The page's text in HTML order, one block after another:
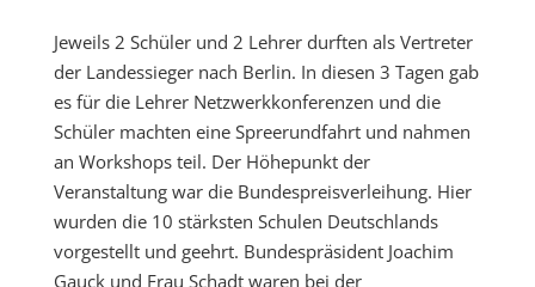
Jeweils 2 Schüler und 2 Lehrer durften als Vertreter
der Landessieger nach Berlin. In diesen 3 Tagen gab
es für die Lehrer Netzwerkkonferenzen und die
Schüler machten eine Spreerundfahrt und nahmen
an Workshops teil. Der Höhepunkt der
Veranstaltung war die Bundespreisverleihung. Hier
wurden die 10 stärksten Schulen Deutschlands
vorgestellt und geehrt. Bundespräsident Joachim
Gauck und Frau Schadt waren bei der